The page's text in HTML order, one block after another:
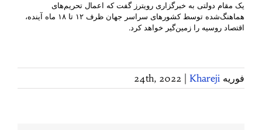
یک مقام دولتی به خبرگزاری رویترز گفت که اعمال تحریم‌های
هماهنگ‌شده توسط کشورهای سراسر جهان ظرف ۱۲ تا ۱۸ ماه آینده،
اقتصاد روسیه را زمین‌گیر خواهد کرد.
فوریه 24th, 2022 Khareji